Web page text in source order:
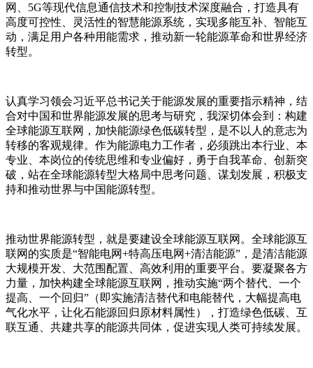
网、5G等现代信息通信技术和控制技术深度融合，打造具有
高度可控性、灵活性的智慧能源系统，实现多能互补、智能互
动，满足用户各种用能需求，推动新一轮能源革命和世界经济
转型。
认真学习领会习近平总书记关于能源发展的重要指示精神，结
合对中国和世界能源发展的思考与研究，我深切体会到：构建
全球能源互联网，加快能源绿色低碳转型，是不以人的意志为
转移的客观规律。作为能源电力工作者，必须跳出本行业、本
专业、本岗位的传统思维和专业偏好，勇于自我革命、创新突
破，站在全球能源转型大格局中思考问题、谋划发展，积极支
持和推动世界与中国能源转型。
推动世界能源转型，就是要建设全球能源互联网。全球能源互
联网的实质是“智能电网+特高压电网+清洁能源”，是清洁能源
大规模开发、大范围配置、高效利用的重要平台。要凝聚各方
力量，加快构建全球能源互联网，推动实施“两个替代、一个
提高、一个回归”（即实施清洁替代和电能替代，大幅提高电
气化水平，让化石能源回归原材料属性），打造绿色低碳、互
联互通、共建共享的能源共同体，促进实现人类可持续发展。